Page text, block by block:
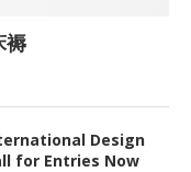
褥
Design
for Entries Now